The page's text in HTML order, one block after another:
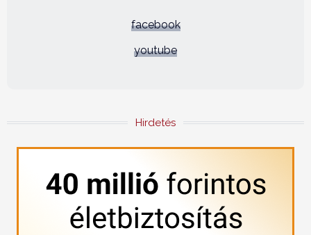
facebook
youtube
Hirdetés